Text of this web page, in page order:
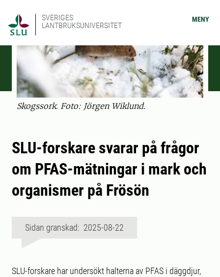
SVERIGES
LANTBRUKSUNIVERSITET
MENY
Skogssork. Foto: Jörgen Wiklund.
SLU-forskare svarar på frågor
om PFAS-mätningar i mark och
organismer på Frösön
Sidan granskad: 2025-08-22
SLU-forskare har undersökt halterna av PFAS i däggdjur,